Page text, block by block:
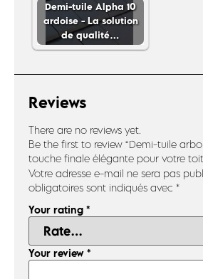
Demi-tuile Alpha 10
ardoise - La solution
de qualité…
Reviews
There are no reviews yet.
Be the first to review “Demi-tuile
touche finale élégante pour votre
Votre adresse e-mail ne sera pas
obligatoires sont indiqués avec *
Your rating *
Your review *